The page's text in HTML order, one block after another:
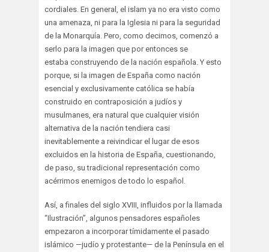
cordiales. En general, el islam ya no era visto como
una amenaza, ni para la Iglesia ni para la seguridad
de la Monarquía. Pero, como decimos, comenzó a
serlo para la imagen que por entonces se
estaba construyendo de la nación española. Y esto
porque, si la imagen de España como nación
esencial y exclusivamente católica se había
construido en contraposición a judíos y
musulmanes, era natural que cualquier visión
alternativa de la nación tendiera casi
inevitablemente a reivindicar el lugar de esos
excluidos en la historia de España, cuestionando,
de paso, su tradicional representación como
acérrimos enemigos de todo lo español.
Así, a finales del siglo XVIII, influidos por la llamada
“Ilustración”, algunos pensadores españoles
empezaron a incorporar tímidamente el pasado
islámico —judío y protestante— de la Península en el